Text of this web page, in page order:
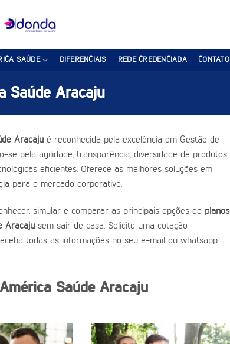
SAÚDE DIFERENCIAIS REDE CREDENCIADA CONTATO
Saúde Aracaju
Aracaju é reconhecida pela excelência em Gestão de
se pela agilidade, transparência, diversidade de produtos
eficientes. Oferece as melhores soluções em
para o mercado corporativo.
simular e comparar as principais opções de planos
Aracaju sem sair de casa. Solicite uma cotação
todas as informações no seu e-mail ou whatsapp.
Saúde Aracaju